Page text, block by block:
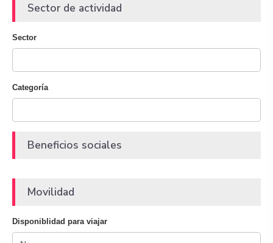
Sector de actividad
Sector
Categoría
Beneficios sociales
Movilidad
Disponiblidad para viajar